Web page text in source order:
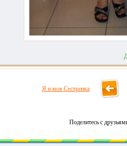
Я и моя Сестренка
Поделитесь с